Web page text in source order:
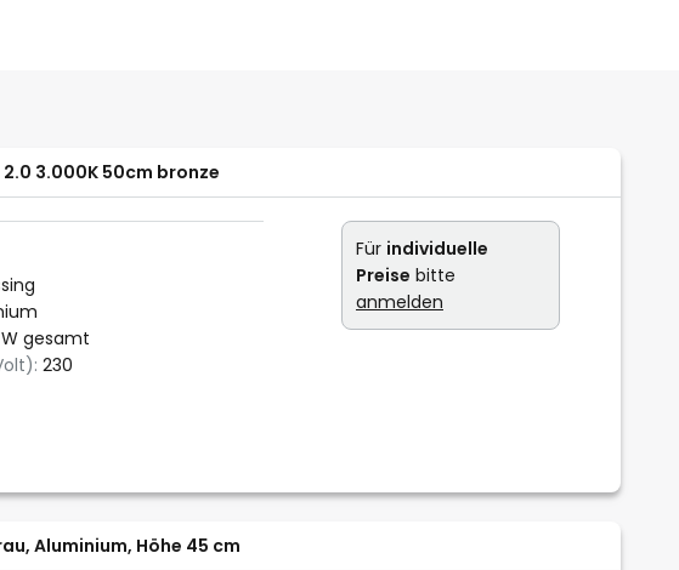
2.0 3.000K 50cm bronze
W gesamt
230
Für individuelle
Preise bitte
anmelden
Aluminium, Höhe 45 cm